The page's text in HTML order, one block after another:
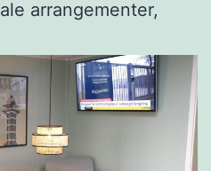
arrangementer,